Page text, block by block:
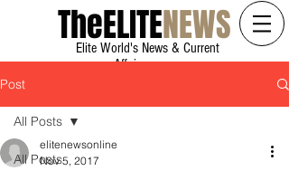
TheELITENEWS
Elite World's News & Current
Affairs
Post
All Posts
All Posts
elitenewsonline
Nov 5, 2017